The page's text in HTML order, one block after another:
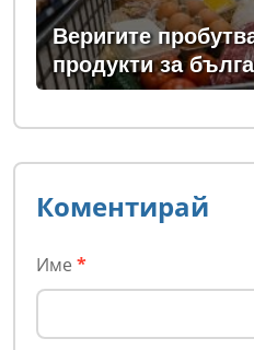
Веригите
продукти за
Коментирай
Име *